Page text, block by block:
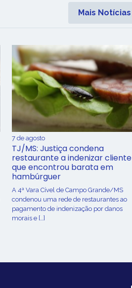
Mais Notícias
7 de agosto
TJ/MS: Justiça condena
restaurante a indenizar cliente
que encontrou barata em
hambúrguer
A 4ª Vara Cível de Campo Grande/MS
condenou uma rede de restaurantes ao
pagamento de indenização por danos
morais e […]